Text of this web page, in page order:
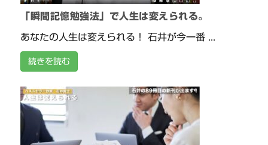
「瞬間記憶勉強法」で人生は変えられる。
あなたの人生は変えられる！ 石井が今一番 ...
続きを読む